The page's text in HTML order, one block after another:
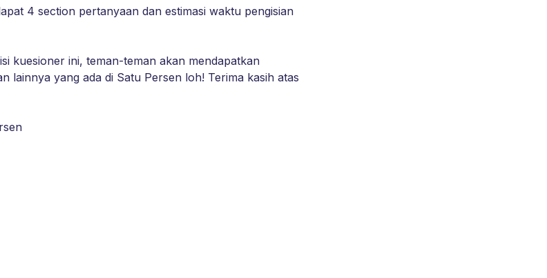
4 section pertanyaan dan estimasi waktu pengisian
kuesioner ini, teman-teman akan mendapatkan
lainnya yang ada di Satu Persen loh! Terima kasih atas